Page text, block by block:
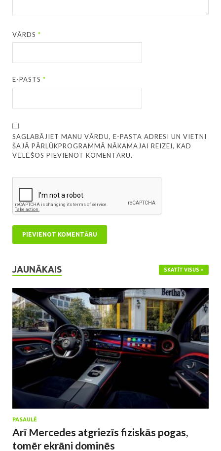
VĀRDS*
E-PASTS*
SAGLABĀJIET MANU VĀRDU, E-PASTA ADRESI UN VIETNI
ŠAJĀ PĀRLŪKPROGRAMMĀ NĀKAMAJAI REIZEI, KAD
VĒLĒŠOS PIEVIENOT KOMENTĀRU.
JAUNĀKAIS SKATĪT VISUS
PASAULĒ
Arī Mercedes atgriezīs fiziskās pogas,
tomēr ekrāni dominēs